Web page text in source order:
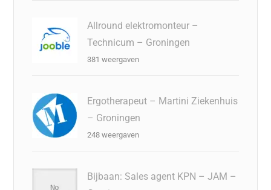
Allround elektromonteur –
Technicum – Groningen
381 weergaven
Ergotherapeut – Martini Ziekenhuis
– Groningen
248 weergaven
Bijbaan: Sales agent KPN – JAM –